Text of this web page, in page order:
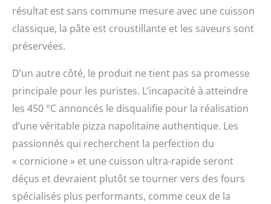
résultat est sans commune mesure avec une cuisson
classique, la pâte est croustillante et les saveurs sont
préservées.
D’un autre côté, le produit ne tient pas sa promesse
principale pour les puristes. L’incapacité à atteindre
les 450 °C annoncés le disqualifie pour la réalisation
d’une véritable pizza napolitaine authentique. Les
passionnés qui recherchent la perfection du
« cornicione » et une cuisson ultra-rapide seront
déçus et devraient plutôt se tourner vers des fours
spécialisés plus performants, comme ceux de la